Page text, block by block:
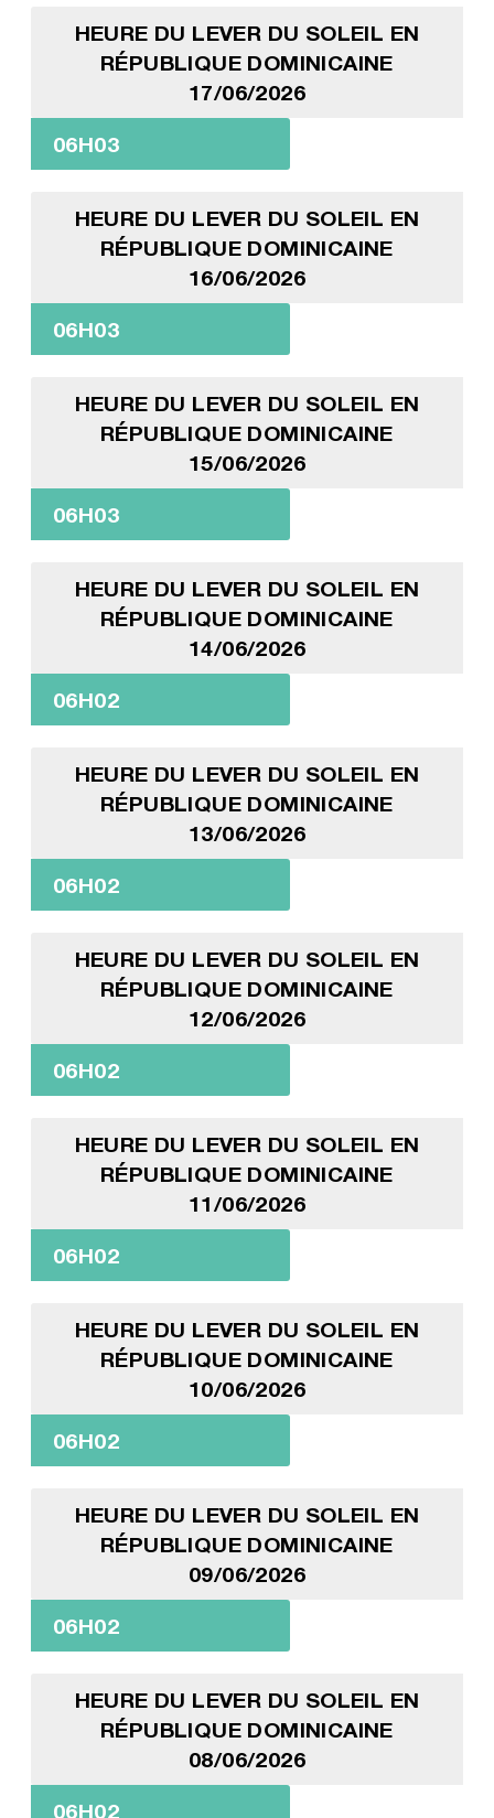
HEURE DU LEVER DU SOLEIL EN
RÉPUBLIQUE DOMINICAINE
17/06/2026
06H03
HEURE DU LEVER DU SOLEIL EN
RÉPUBLIQUE DOMINICAINE
16/06/2026
06H03
HEURE DU LEVER DU SOLEIL EN
RÉPUBLIQUE DOMINICAINE
15/06/2026
06H03
HEURE DU LEVER DU SOLEIL EN
RÉPUBLIQUE DOMINICAINE
14/06/2026
06H02
HEURE DU LEVER DU SOLEIL EN
RÉPUBLIQUE DOMINICAINE
13/06/2026
06H02
HEURE DU LEVER DU SOLEIL EN
RÉPUBLIQUE DOMINICAINE
12/06/2026
06H02
HEURE DU LEVER DU SOLEIL EN
RÉPUBLIQUE DOMINICAINE
11/06/2026
06H02
HEURE DU LEVER DU SOLEIL EN
RÉPUBLIQUE DOMINICAINE
10/06/2026
06H02
HEURE DU LEVER DU SOLEIL EN
RÉPUBLIQUE DOMINICAINE
09/06/2026
06H02
HEURE DU LEVER DU SOLEIL EN
RÉPUBLIQUE DOMINICAINE
08/06/2026
06H02